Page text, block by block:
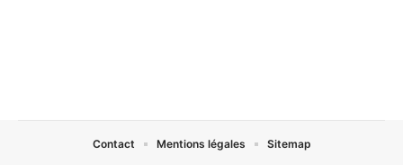
Contact Mentions légales Sitemap